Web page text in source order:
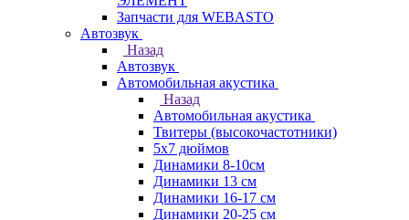
Запчасти для WEBASTO
Автозвук
Назад
Автозвук
Автомобильная акустика
Назад
Автомобильная акустика
Твитеры (высокочастотники)
5x7 дюймов
Динамики 8-10см
Динамики 13 см
Динамики 16-17 см
Динамики 20-25 см